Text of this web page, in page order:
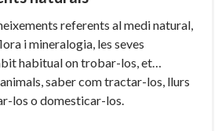
referents al medi natural,
i mineralogia, les seves
habitual on trobar-los, et…
saber com tractar-los, llurs
los o domesticar-los.